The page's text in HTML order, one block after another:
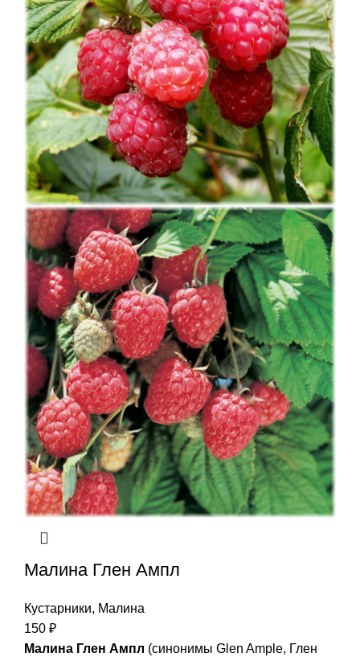
Малина Глен Ампл
Кустарники, Малина
150 ₽
Малина Глен Ампл (синонимы Glen Ample, Глен